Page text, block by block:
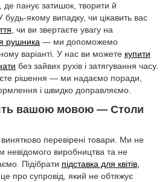
панує затишок, творити й
будь-якому випадку, чи цікавить вас
, чи ви звертаєте увагу на
рушника — ми допоможемо
варіанті. У нас ви можете купити
без зайвих рухів і затягування часу.
рішення — ми надаємо поради,
і швидко доправляємо.
вашою мовою — Столи
перевірені товари. Ми не
невідомого виробництва та не
Підібрати підставка для квітів,
про супровід, який не обтяжує